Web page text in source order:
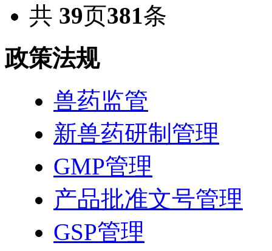
共 39页381条
政策法规
兽药监管
新兽药研制管理
GMP管理
产品批准文号管理
GSP管理